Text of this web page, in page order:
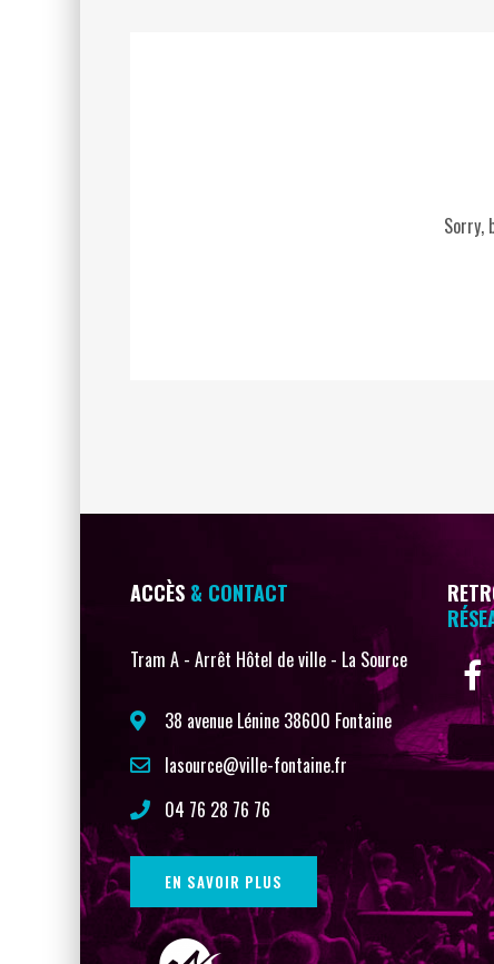
Sorry,
ACCÈS & CONTACT
Tram A - Arrêt Hôtel de ville - La Source
38 avenue Lénine 38600 Fontaine
lasource@ville-fontaine.fr
04 76 28 76 76
EN SAVOIR PLUS